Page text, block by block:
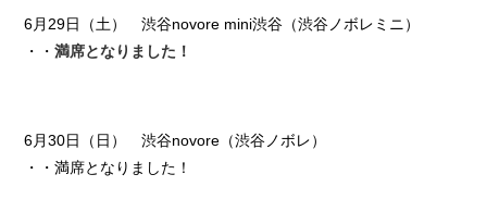
6月29日（土） 渋谷novore mini渋谷（渋谷ノボレミニ）
・・満席となりました！
6月30日（日） 渋谷novore（渋谷ノボレ）
・・満席となりました！